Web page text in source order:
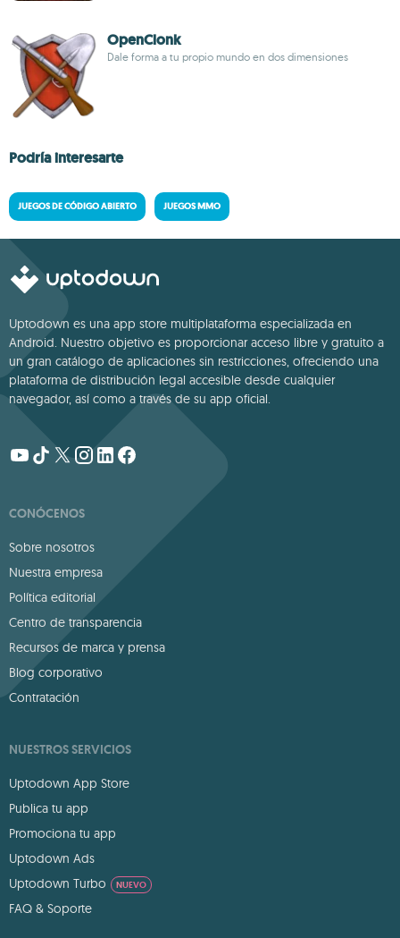
OpenClonk
Dale forma a tu propio mundo en dos dimensiones
Podría interesarte
JUEGOS DE CÓDIGO ABIERTO JUEGOS MMO
Uptodown es una app store multiplataforma especializada en
Android. Nuestro objetivo es proporcionar acceso libre y gratuito a
un gran catálogo de aplicaciones sin restricciones, ofreciendo una
plataforma de distribución legal accesible desde cualquier
navegador, así como a través de su app oficial.
CONÓCENOS
Sobre nosotros
Nuestra empresa
Política editorial
Centro de transparencia
Recursos de marca y prensa
Blog corporativo
Contratación
NUESTROS SERVICIOS
Uptodown App Store
Publica tu app
Promociona tu app
Uptodown Ads
Uptodown Turbo
NUEVO
FAQ & Soporte